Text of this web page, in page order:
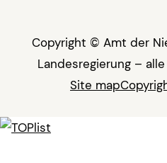
Copyright © Amt der
Landesregierung –
Site map